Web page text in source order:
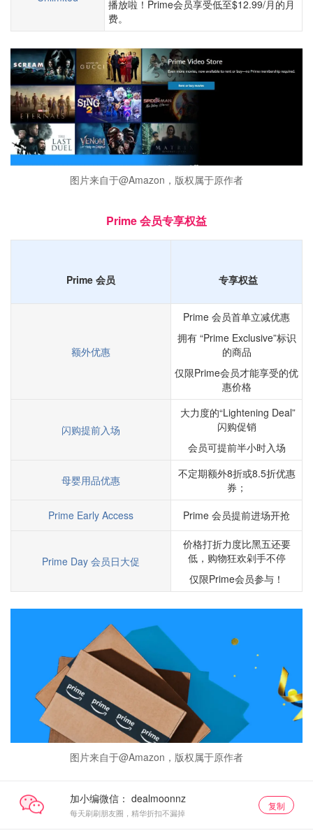
播放啦！Prime会员享受低至$12.99/月的月
费。
图片来自于@Amazon，版权属于原作者
Prime 会员专享权益
Prime 会员 专享权益
额外优惠
Prime 会员首单立减优惠
拥有 “Prime Exclusive”标识
的商品
仅限Prime会员才能享受的优
惠价格
闪购提前入场
大力度的“Lightening Deal”
闪购促销
会员可提前半小时入场
母婴用品优惠
不定期额外8折或8.5折优惠
券；
Prime Early Access
Prime 会员提前进场开抢
Prime Day 会员日大促
价格打折力度比黑五还要
低，购物狂欢剁手不停
仅限Prime会员参与！
图片来自于@Amazon，版权属于原作者
加小编微信：
每天刷刷朋友圈，精华折扣不漏掉
复制